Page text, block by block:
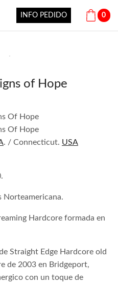
INFO PEDIDO 0
of Hope
Of Hope
Of Hope
. / Connecticut. USA
Norteamericana.
Hardcore formada en
Straight Edge Hardcore old
de 2003 en Bridgeport,
con un toque de